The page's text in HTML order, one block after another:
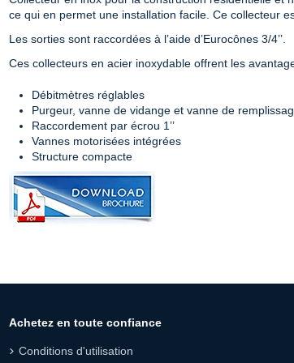
ce qui en permet une installation facile. Ce collecteur
Les sorties sont raccordées à l’aide d’Eurocônes 3/4’’.
Ces collecteurs en acier inoxydable offrent les
Débitmètres réglables
Purgeur, vanne de vidange et vanne de
Raccordement par écrou 1’’
Vannes motorisées intégrées
Structure compacte
Achetez en toute confiance
Conditions d'utilisation